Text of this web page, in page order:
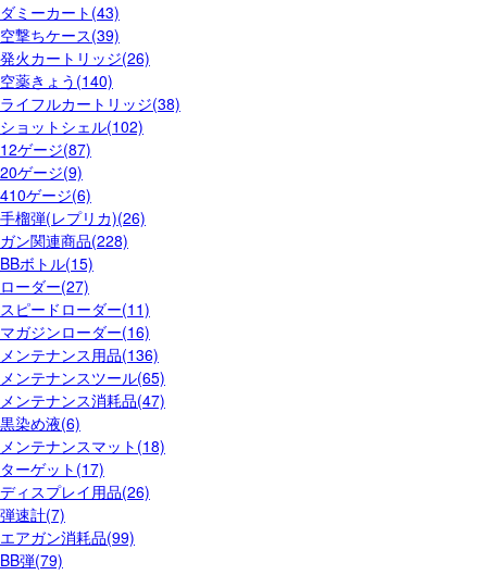
ダミーカート(43)
空撃ちケース(39)
発火カートリッジ(26)
空薬きょう(140)
ライフルカートリッジ(38)
ショットシェル(102)
12ゲージ(87)
20ゲージ(9)
410ゲージ(6)
手榴弾(レプリカ)(26)
ガン関連商品(228)
BBボトル(15)
ローダー(27)
スピードローダー(11)
マガジンローダー(16)
メンテナンス用品(136)
メンテナンスツール(65)
メンテナンス消耗品(47)
黒染め液(6)
メンテナンスマット(18)
ターゲット(17)
ディスプレイ用品(26)
弾速計(7)
エアガン消耗品(99)
BB弾(79)